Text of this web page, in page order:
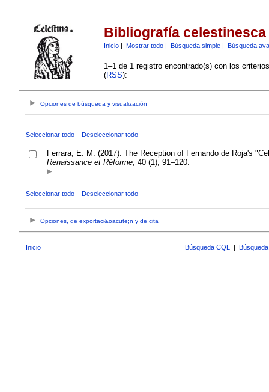
Bibliografía celestinesca
Inicio| Mostrar todo| Búsqueda simple| Búsqueda
1–1 de 1 registro encontrado(s) con los
(RSS):
Opciones de búsqueda y visualización
Seleccionar todo Deseleccionar todo
Ferrara, E. M. (2017). The Reception of Fernando de Roja's
Renaissance et Réforme, 40 (1), 91–120.
Seleccionar todo Deseleccionar todo
Opciones, de exportaci&oacute;n y de cita
Inicio Búsqueda CQL |